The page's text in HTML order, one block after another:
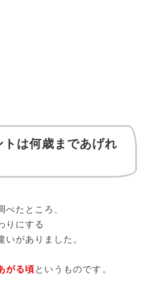
は何歳まであげれ
たところ、
りにする
がありました。
がる頃というものです。